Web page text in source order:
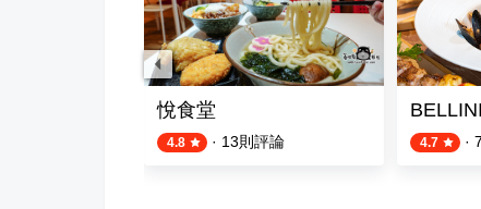
悅食堂
4.8 · 13則評論 4.7 · 7